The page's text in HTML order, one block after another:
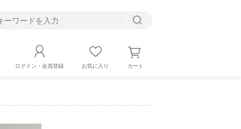
ログイン・会員登録 お気に入り カート